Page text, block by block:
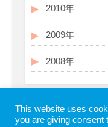
2010年
2009年
2008年
This website uses
you are giving consent